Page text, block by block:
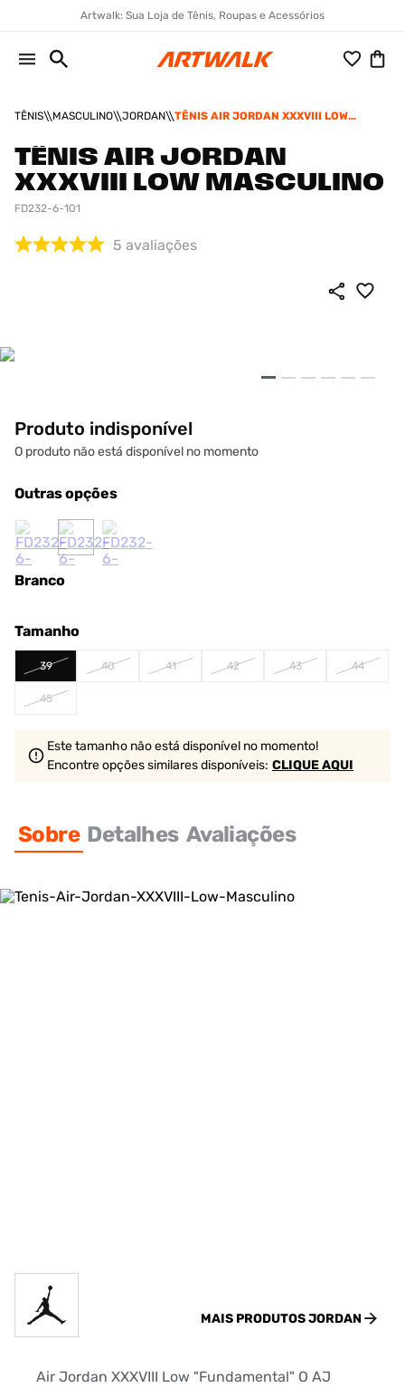
Artwalk: Sua Loja de Tênis, Roupas e Acessórios
TÊNIS MASCULINO JORDAN
TÊNIS AIR JORDAN XXXVIII LOW
TÊNIS AIR JORDAN
XXXVIII LOW MASCULINO
FD232-6-101
5 avaliações
Produto indisponível
O produto não está disponível no momento
Outras opções
Branco
Tamanho
39 40 41 42 43 44
45
Este tamanho não está disponível no momento!
Encontre opções similaresdisponíveis: CLIQUE AQUI
Sobre Detalhes Avaliações
MAIS PRODUTOSJORDAN
Air Jordan XXXVIII Low "Fundamental" O AJ